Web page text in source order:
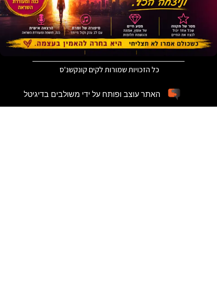
כל הזכויות שמורות לקים קונקשנ'ס
האתר עוצב ופותח על ידי משולבים בדיגיטל